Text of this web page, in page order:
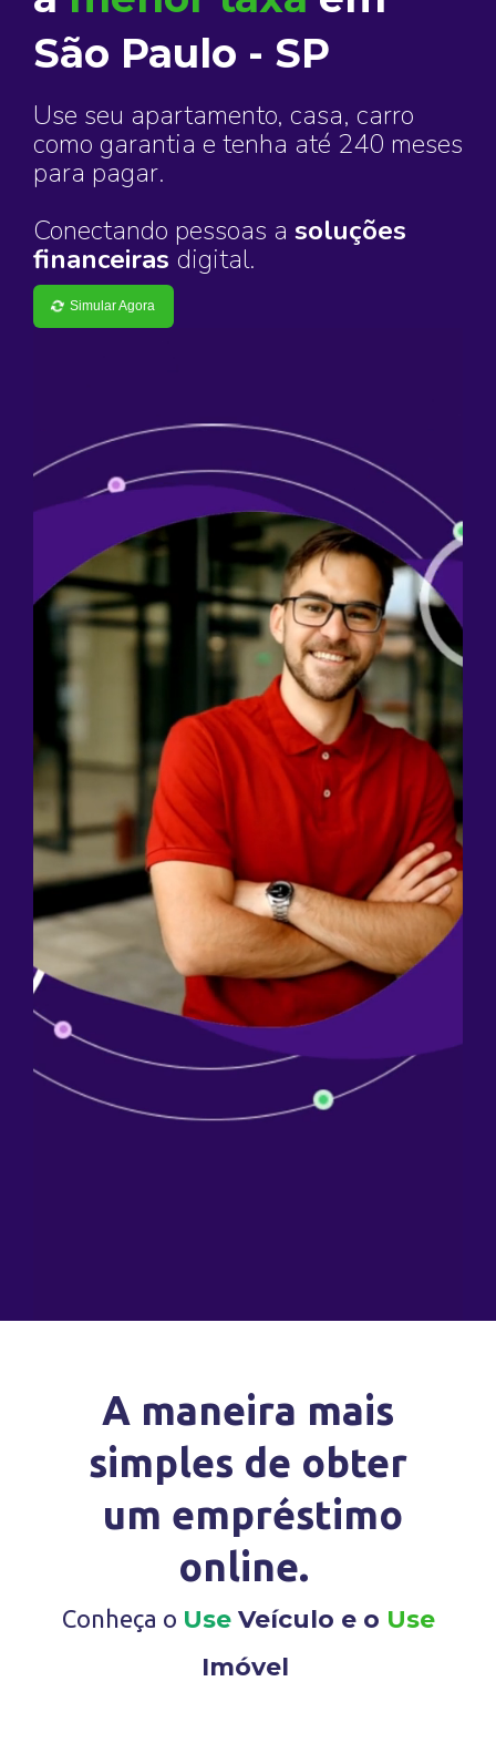
São Paulo - SP
Use seu apartamento, casa, carro
como garantia e tenha até 240 meses
para pagar.
Conectando pessoas a soluções
financeiras digital.
Simular Agora
A maneira mais
simples de obter
um empréstimo
online.
Conheça o UseVeículo e o Use
Imóvel